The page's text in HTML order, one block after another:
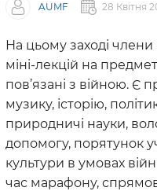
AUMF 28 Квітня
На цьому заході
міні-лекцій на
пов’язані з війною. Є
музику, історію,
природничі науки,
допомогу, порятунок
культури в умовах
час марафону,